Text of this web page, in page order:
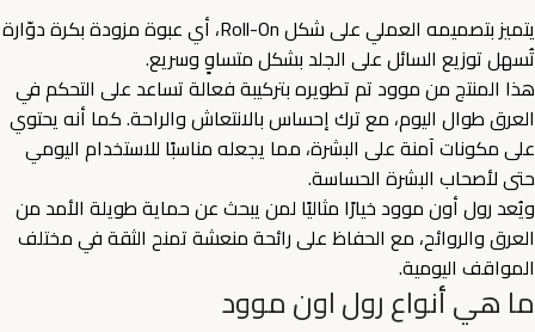
يتميز بتصميمه العملي على شكل Roll-On، أي عبوة مزودة بكرة دوّارة
تُسهل توزيع السائل على الجلد بشكل متساوٍ وسريع.
هذا المنتج من موود تم تطويره بتركيبة فعالة تساعد على التحكم في
العرق طوال اليوم، مع ترك إحساس بالانتعاش والراحة. كما أنه يحتوي
على مكونات آمنة على البشرة، مما يجعله مناسبًا للاستخدام اليومي
حتى لأصحاب البشرة الحساسة.
ويُعد رول أون موود خيارًا مثاليًا لمن يبحث عن حماية طويلة الأمد من
العرق والروائح، مع الحفاظ على رائحة منعشة تمنح الثقة في مختلف
المواقف اليومية.
ما هي أنواع رول اون موود